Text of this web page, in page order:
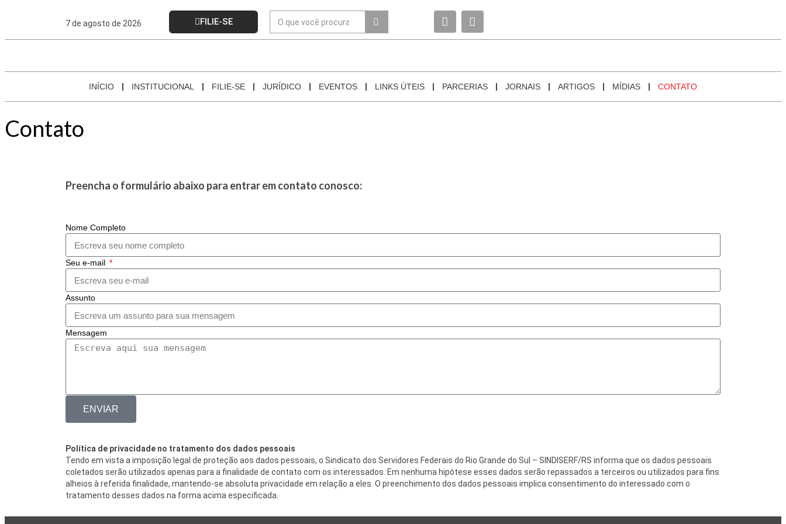
7 de agosto de 2026 FILIE-SE
INÍCIO INSTITUCIONAL FILIE-SE JURÍDICO EVENTOS LINKS ÚTEIS PARCERIAS JORNAIS ARTIGOS MÍDIAS CONTATO
Contato
Preencha o formulário abaixo para entrar em contato conosco:
Nome Completo
Seu e-mail
Assunto
Mensagem
ENVIAR
Política de privacidade no tratamento dos dados pessoais
Tendo em vista a imposição legal de proteção aos dados pessoais, o Sindicato dos Servidores Federais do Rio Grande do Sul – SINDISERF/RS informa que os dados pessoais
coletados serão utilizados apenas para a finalidade de contato com os interessados. Em nenhuma hipótese esses dados serão repassados a terceiros ou utilizados para fins
alheios à referida finalidade, mantendo-se absoluta privacidade em relação a eles. O preenchimento dos dados pessoais implica consentimento do interessado com o
tratamento desses dados na forma acima especificada.